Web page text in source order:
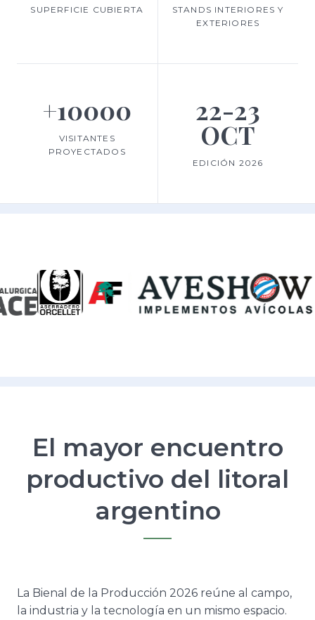
SUPERFICIE CUBIERTA
STANDS INTERIORES Y
EXTERIORES
+10000
VISITANTES
PROYECTADOS
22-23
OCT
EDICIÓN 2026
El mayor encuentro
productivo del litoral
argentino
La Bienal de la Producción 2026 reúne al campo,
la industria y la tecnología en un mismo espacio.